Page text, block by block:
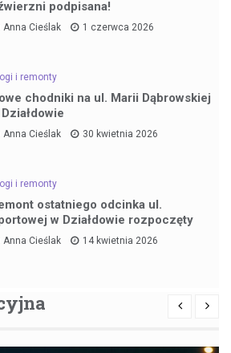
podpisana!
Anna Cieślak 1 czerwca 2026
i remonty
chodniki na ul. Marii Dąbrowskiej
Anna Cieślak 30 kwietnia 2026
i remonty
ostatniego odcinka ul.
w Działdowie rozpoczęty
Anna Cieślak 14 kwietnia 2026